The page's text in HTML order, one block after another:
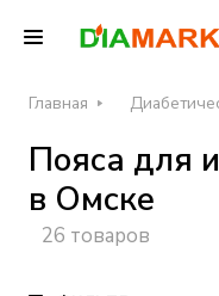
Главная
Пояса для
в Омске
26 товаров